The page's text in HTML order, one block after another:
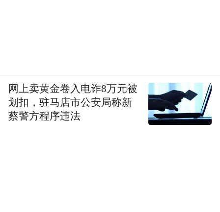
网上卖黄金卷入电诈8万元被
划扣，驻马店市公安局称新
蔡警方程序违法